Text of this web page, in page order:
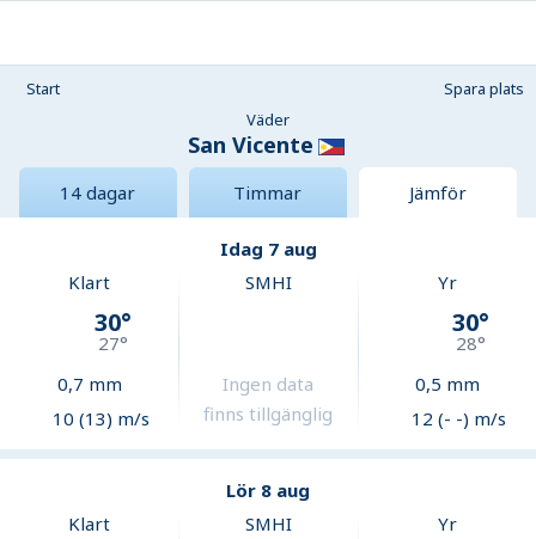
Start
Spara plats
Väder
San Vicente
14 dagar Timmar Jämför
Idag 7 aug
Klart
30°
27°
0,7 mm
10 (13) m/s
SMHI
Ingen data
finns tillgänglig
Yr
30°
28°
0,5 mm
12 (- -) m/s
Lör 8 aug
Klart
SMHI Yr